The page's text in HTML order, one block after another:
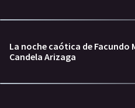
La noche caótica de Facundo
Candela Arizaga